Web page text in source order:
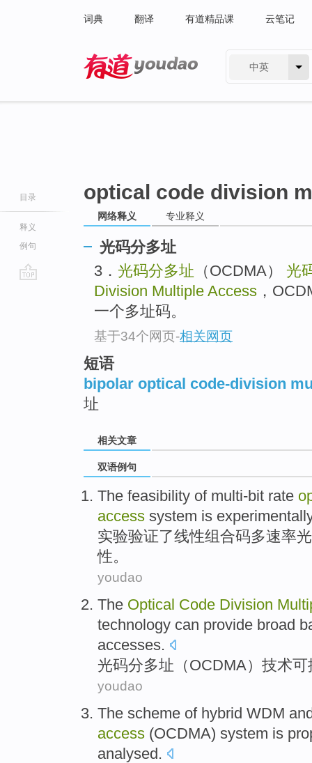
词典 翻译 有道精品课 云笔记
中英
目录
释义
例句
optical code division
网络释义 专业释义
光码分多址
3． 光码分多址 （OCDMA） 光
Division Multiple Access ，
一个多址码。
基于34个网页-相关网页
短语
bipolar optical code-division
址
相关文章
双语例句
The feasibility of multi-bit rate
access system is
实验验证了线性组合码多速率光
性。
youdao
The Optical Code Division
technology can provide broad
accesses.
光码分多址 （OCDMA） 技术可
youdao
The scheme of hybrid WDM
access (OCDMA) system is
analysed.